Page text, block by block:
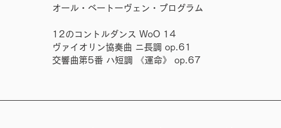
オール・ベートーヴェン・プログラム
12のコントルダンス WoO 14
ヴァイオリン協奏曲 ニ長調 op.61
交響曲第5番 ハ短調 《運命》 op.67